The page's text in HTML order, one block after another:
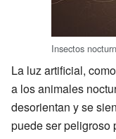
Insectos
La luz artificial,
a los animales
desorientan y se
puede ser peligroso